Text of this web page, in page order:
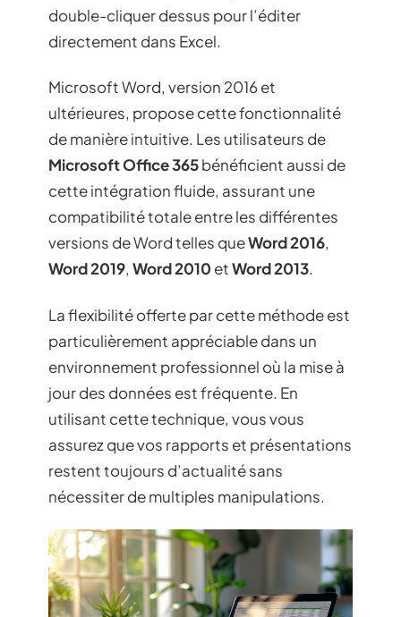
double-cliquer dessus pour l’éditer
directement dans Excel.
Microsoft Word, version 2016 et
ultérieures, propose cette fonctionnalité
de manière intuitive. Les utilisateurs de
Microsoft Office 365bénéficient aussi de
cette intégration fluide, assurant une
compatibilité totale entre les différentes
versions de Word telles queWord 2016,
Word 2019, Word 2010 etWord 2013.
La flexibilité offerte par cette méthode est
particulièrement appréciable dans un
environnement professionnel où la mise à
jour des données est fréquente. En
utilisant cette technique, vous vous
assurez que vos rapports et présentations
restent toujours d’actualité sans
nécessiter de multiples manipulations.